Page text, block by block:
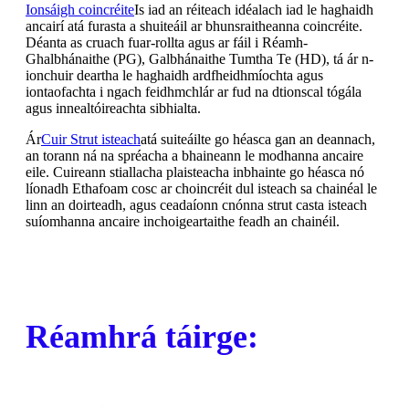
Ionsáigh coincréiteIs iad an réiteach idéalach iad le haghaidh
ancairí atá furasta a shuiteáil ar bhunsraitheanna coincréite.
Déanta as cruach fuar-rollta agus ar fáil i Réamh-
Ghalbhánaithe (PG), Galbhánaithe Tumtha Te (HD), tá ár n-
ionchuir deartha le haghaidh ardfheidhmíochta agus
iontaofachta i ngach feidhmchlár ar fud na dtionscal tógála
agus innealtóireachta sibhialta.
ÁrCuir Strut isteachatá suiteáilte go héasca gan an deannach,
an torann ná na spréacha a bhaineann le modhanna ancaire
eile. Cuireann stiallacha plaisteacha inbhainte go héasca nó
líonadh Ethafoam cosc ​​ar choincréit dul isteach sa chainéal le
linn an doirteadh, agus ceadaíonn cnónna strut casta isteach
suíomhanna ancaire inchoigeartaithe feadh an chainéil.
Réamhrá táirge: